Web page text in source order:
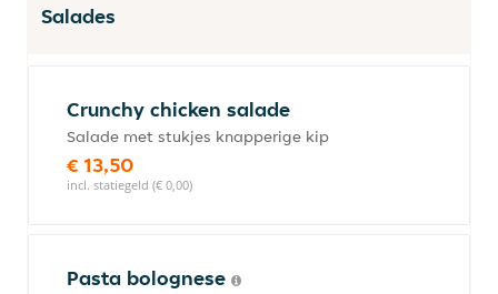
Salades
Crunchy chicken salade
Salade met stukjes knapperige kip
€ 13,50
incl. statiegeld (€ 0,00)
Pasta bolognese